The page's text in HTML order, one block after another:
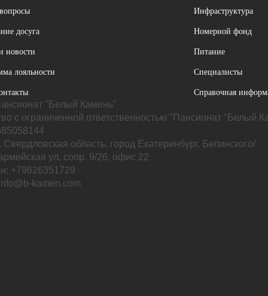
досуга
новости
лояльности
Инфраструктура
Номерной фонд
Питание
Специалисты
Справочная
"Белый Камень"
с ограниченной ответственностью "Пансионат "Белый
область, город Екатеринбург, Белинского/
ул, соор. 9/26, офис 22
+79826351729
kamen.com